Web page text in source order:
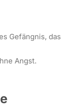
Gefängnis, das
Angst.